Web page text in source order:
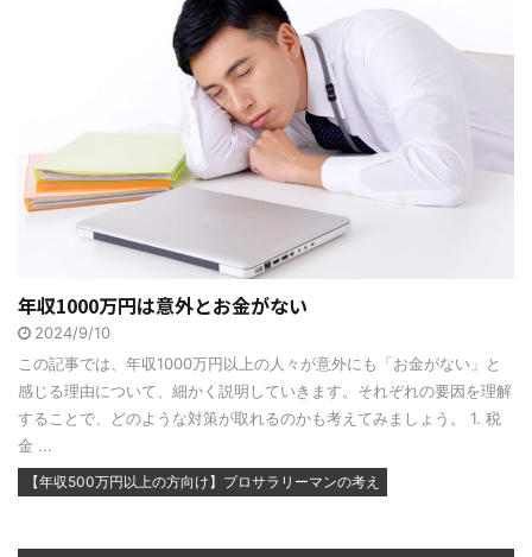
年収1000万円は意外とお金がない
2024/9/10
この記事では、年収1000万円以上の人々が意外にも「お金がない」と
感じる理由について、細かく説明していきます。それぞれの要因を理解
することで、どのような対策が取れるのかも考えてみましょう。 1. 税
金 ...
【年収500万円以上の方向け】プロサラリーマンの考え